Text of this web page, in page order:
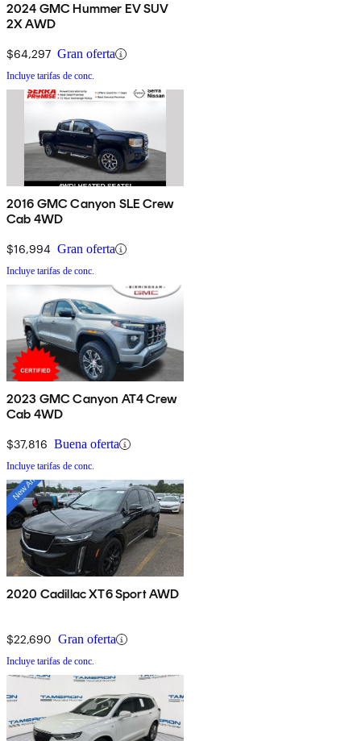
2024 GMC Hummer EV SUV
2X AWD
$64,297 Gran oferta
Incluye tarifas de conc.
2016 GMC Canyon SLE Crew
Cab 4WD
$16,994 Gran oferta
Incluye tarifas de conc.
2023 GMC Canyon AT4 Crew
Cab 4WD
$37,816 Buena oferta
Incluye tarifas de conc.
2020 Cadillac XT6 Sport AWD
$22,690 Gran oferta
Incluye tarifas de conc.